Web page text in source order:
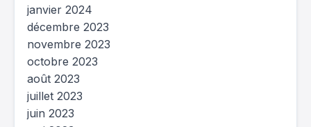
janvier 2024
décembre 2023
novembre 2023
octobre 2023
août 2023
juillet 2023
juin 2023